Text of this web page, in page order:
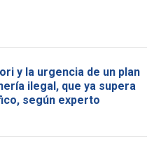
y la urgencia de un plan
ilegal, que ya supera
según experto